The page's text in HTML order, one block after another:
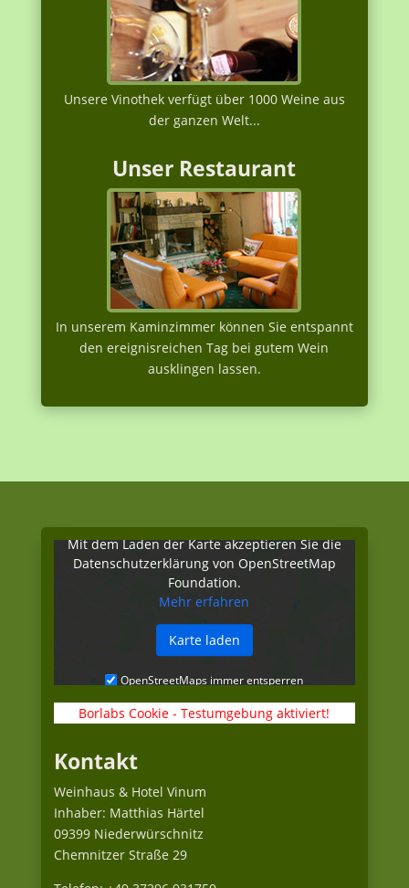
Unsere Vinothek verfügt über 1000 Weine aus
der ganzen Welt...
Unser Restaurant
In unserem Kaminzimmer können Sie entspannt
den ereignisreichen Tag bei gutem Wein
ausklingen lassen.
Mit dem Laden der Karte akzeptieren Sie die
Datenschutzerklärung von OpenStreetMap
Foundation.
Mehr erfahren
Karte laden
OpenStreetMaps immer entsperren
Borlabs Cookie - Testumgebung aktiviert!
Kontakt
Weinhaus & Hotel Vinum
Inhaber: Matthias Härtel
09399 Niederwürschnitz
Chemnitzer Straße 29